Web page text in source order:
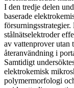
I den tredje delen
baserade
stålnätselektroder
av vattenprover utan
återanvändning i
Samtidigt
elektrokemisk
polymermorfologi